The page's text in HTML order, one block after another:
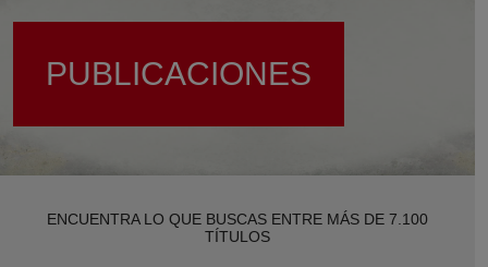
PUBLICACIONES
ENCUENTRA LO QUE BUSCAS ENTRE MÁS DE 7.100
TÍTULOS